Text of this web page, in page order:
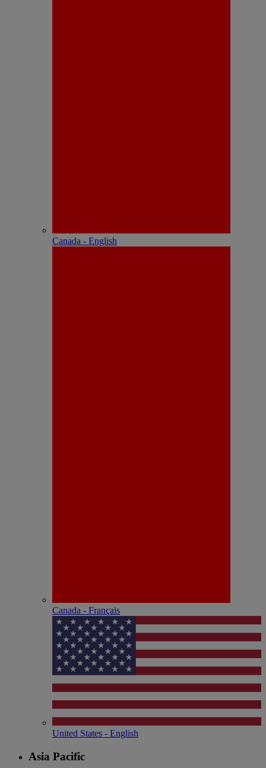
Canada - English
Canada - Français
United States - English
Asia Pacific